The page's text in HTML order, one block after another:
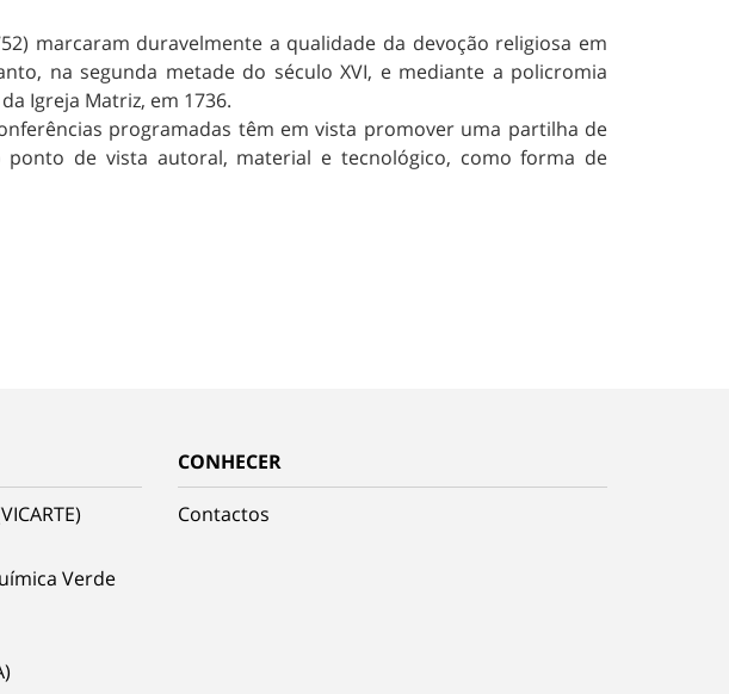
marcaram duravelmente a qualidade da devoção religiosa em
na segunda metade do século XVI, e mediante a policromia
Igreja Matriz, em 1736.
programadas têm em vista promover uma partilha de
de vista autoral, material e tecnológico, como forma de
Verde
CONHECER
Contactos